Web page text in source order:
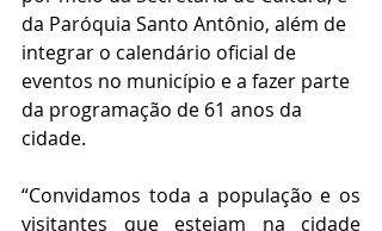
da Paróquia Santo Antônio, além de
integrar o calendário oficial de
eventos no município e a fazer parte
da programação de 61 anos da
cidade.
“Convidamos toda a população e os
visitantes que estejam na cidade